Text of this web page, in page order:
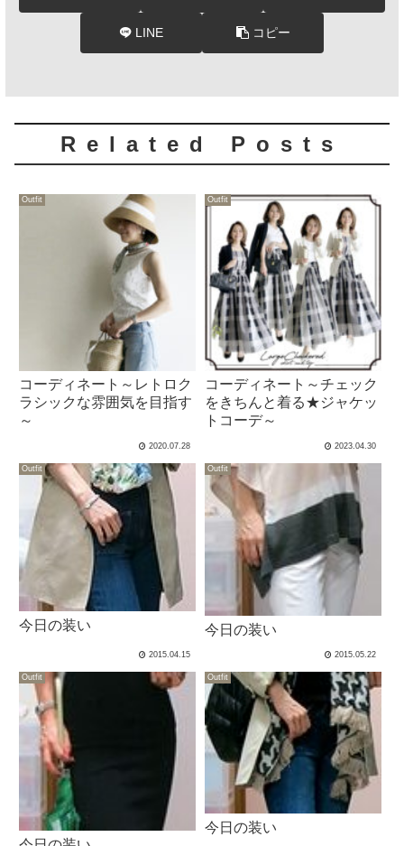
LINE コピー
Related Posts
Outfit
コーディネート～レトロク
ラシックな雰囲気を目指す
～
2020.07.28
Outfit
コーディネート～チェック
をきちんと着る★ジャケッ
トコーデ～
2023.04.30
Outfit
今日の装い
2015.04.15
Outfit
今日の装い
2015.05.22
Outfit Outfit
今日の装い